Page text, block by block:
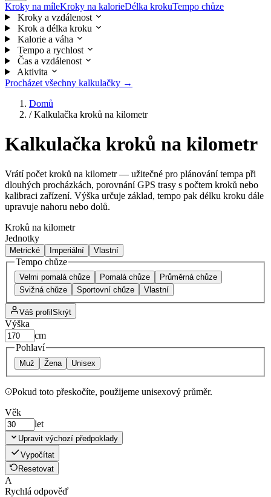
Kroky na míleKroky na kalorieDélka krokuTempo chůze
Kroky a vzdálenost
Krok a délka kroku
Kalorie a váha
Tempo a rychlost
Čas a vzdálenost
Aktivita
Procházet všechny kalkulačky →
Domů
/ Kalkulačka kroků na kilometr
Kalkulačka kroků na kilometr
Vrátí počet kroků na kilometr — užitečné pro plánování tempa při
dlouhých procházkách, porovnání GPS trasy s počtem kroků nebo
kalibraci zařízení. Výška určuje základ, tempo pak délku kroku dále
upravuje nahoru nebo dolů.
Kroků na kilometr
Jednotky
Metrické Imperiální Vlastní
Tempo chůze
Velmi pomalá chůze Pomalá chůze
Průměrná chůze
Svižná chůze
Sportovní chůze Vlastní
Váš profil Skrýt
Výška
cm
Pohlaví
Muž Žena Unisex
Pokud toto přeskočíte, použijeme unisexový průměr.
Věk
let
Upravit výchozí předpoklady
Vypočítat
Resetovat
A
Rychlá odpověď